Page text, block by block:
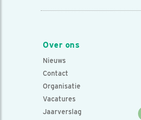
Over ons
Nieuws
Contact
Organisatie
Vacatures
Jaarverslag